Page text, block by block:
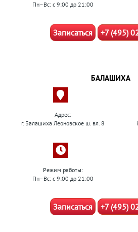
Пн–Вс: с 9:00 до 21:00
Записаться +7 (495)
БАЛАШИХА
Адрес:
г. Балашиха Леоновское ш. вл. 8
Режим работы:
Пн–Вс: с 9:00 до 21:00
Записаться +7 (495)